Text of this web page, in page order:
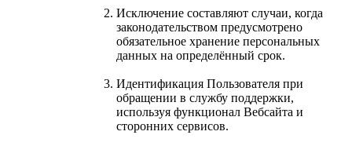
Исключение составляют случаи, когда
законодательством предусмотрено
обязательное хранение персональных
данных на определённый срок.
Идентификация Пользователя при
обращении в службу поддержки,
используя функционал Вебсайта и
сторонних сервисов.